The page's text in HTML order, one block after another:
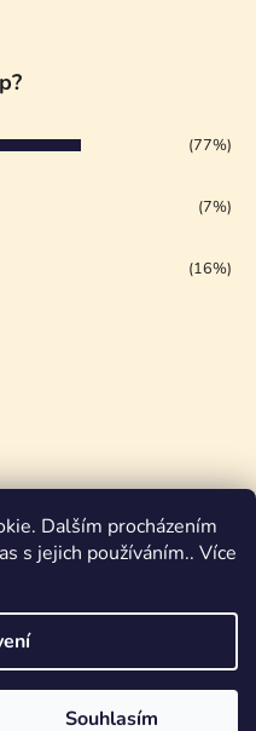
Dalším procházením
s jejich používáním.. Více
Souhlasím
(77%)
(7%)
(16%)
s MarkMedia